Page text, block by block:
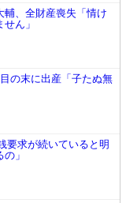
輔、全財産喪失「情け
ん」
の末に出産「子たぬ無
要求が続いていると明
」